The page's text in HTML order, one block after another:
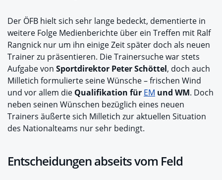
Der ÖFB hielt sich sehr lange bedeckt, dementierte in
weitere Folge Medienberichte über ein Treffen mit Ralf
Rangnick nur um ihn einige Zeit später doch als neuen
Trainer zu präsentieren. Die Trainersuche war stets
Aufgabe von Sportdirektor Peter Schöttel, doch auch
Milletich formulierte seine Wünsche – frischen Wind
und vor allem die Qualifikation für EM und WM. Doch
neben seinen Wünschen bezüglich eines neuen
Trainers äußerte sich Milletich zur aktuellen Situation
des Nationalteams nur sehr bedingt.
Entscheidungen abseits vom Feld